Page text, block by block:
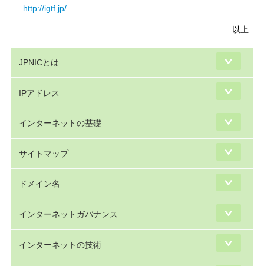
http://igtf.jp/
以上
JPNICとは
IPアドレス
インターネットの基礎
サイトマップ
ドメイン名
インターネットガバナンス
インターネットの技術